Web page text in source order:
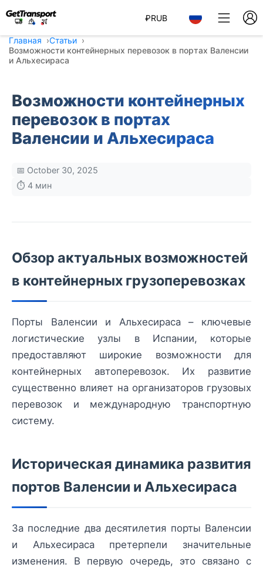
₽RUB
Главная
Статьи
Возможности контейнерных перевозок в портах Валенсии
и Альхесираса
Возможности контейнерных
перевозок в портах
Валенсии и Альхесираса
📅 October 30, 2025
⏱️ 4 мин
Обзор актуальных возможностей
в контейнерных грузоперевозках
Порты Валенсии и Альхесираса – ключевые
логистические узлы в Испании, которые
предоставляют широкие возможности для
контейнерных автоперевозок. Их развитие
существенно влияет на организаторов грузовых
перевозок и международную транспортную
систему.
Историческая динамика развития
портов Валенсии и Альхесираса
За последние два десятилетия порты Валенсии
и Альхесираса претерпели значительные
изменения. В первую очередь, это связано с